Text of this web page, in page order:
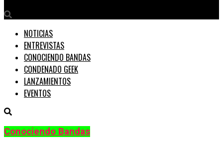
NOTICIAS
ENTREVISTAS
CONOCIENDO BANDAS
CONDENADO GEEK
LANZAMIENTOS
EVENTOS
Conociendo Bandas